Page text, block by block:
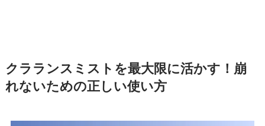
クラランスミストを最大限に活かす！崩
れないための正しい使い方